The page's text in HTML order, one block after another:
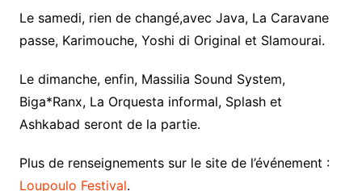
Le samedi, rien de changé,avec Java, La Caravane
passe, Karimouche, Yoshi di Original et Slamourai.
Le dimanche, enfin, Massilia Sound System,
Biga*Ranx, La Orquesta informal, Splash et
Ashkabad seront de la partie.
Plus de renseignements sur le site de l’événement :
Loupoulo Festival.